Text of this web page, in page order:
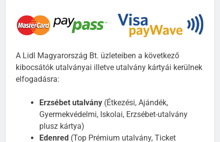
A Lidl Magyarország Bt. üzleteiben a következő
kibocsátók utalványai illetve utalvány kártyái kerülnek
elfogadásra:
Erzsébet utalvány (Étkezési, Ajándék,
Gyermekvédelmi, Iskolai, Erzsébet-utalvány
plusz kártya)
Edenred (Top Prémium utalvány, Ticket